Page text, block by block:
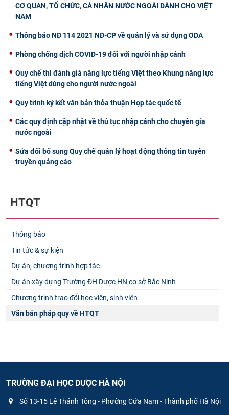
CƠ QUAN, TỔ CHỨC, CÁ NHÂN NƯỚC NGOÀI DÀNH CHO VIỆT
NAM
Thông báo NĐ 114 2021 NĐ-CP về quản lý và sử dụng ODA
Phòng chống dịch COVID-19 đối với người nhập cảnh
Quy chế thi đánh giá năng lực tiếng Việt theo Khung năng lực
tiếng Việt dùng cho người nước ngoài
Quy trình ký kết văn bản thỏa thuận Hợp tác quốc tế
Các quy định cập nhật về thủ tục nhập cảnh cho chuyên gia
nước ngoài
Sửa đổi bổ sung Quy chế quản lý hoạt động thông tin tuyên
truyền quảng cáo
HTQT
Thông báo
Tin tức & sự kiện
Dự án, chương trình hợp tác
Dự án xây dựng Trường ĐH Dược HN cơ sở Bắc Ninh
Chương trình trao đổi học viên, sinh viên
Văn bản pháp quy về HTQT
TRƯỜNG ĐẠI HỌC DƯỢC HÀ NỘI
Số 13-15 Lê Thánh Tông - Phường Cửa Nam - Thành phố Hà Nội